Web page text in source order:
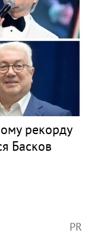
рекорду
Басков
PR